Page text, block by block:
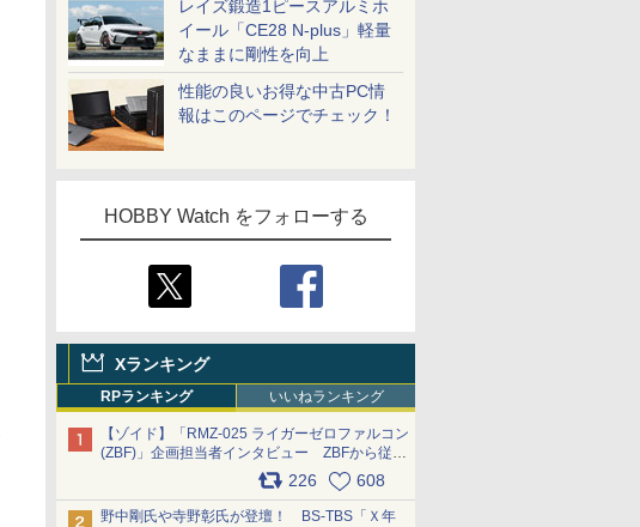
レイズ鍛造1ピースアルミホ
イール「CE28 N-plus」軽量
なままに剛性を向上
性能の良いお得な中古PC情
報はこのページでチェック！
HOBBY Watch をフォローする
Xランキング
RPランキング いいねランキング
【ゾイド】「RMZ-025 ライガーゼロファルコン
(ZBF)」企画担当者インタビュー ZBFから従来
デザインまで再現可能なボリューム満点のキッ
ト pic.x.com/6zOqQAQKkX
226 608
野中剛氏や寺野彰氏が登壇！ BS-TBS「Ｘ年